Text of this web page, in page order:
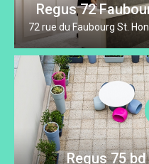
Regus 72
72 rue du Faubourg St.
Regus 75